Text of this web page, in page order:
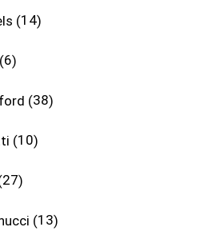
14
6
38
10
27
13